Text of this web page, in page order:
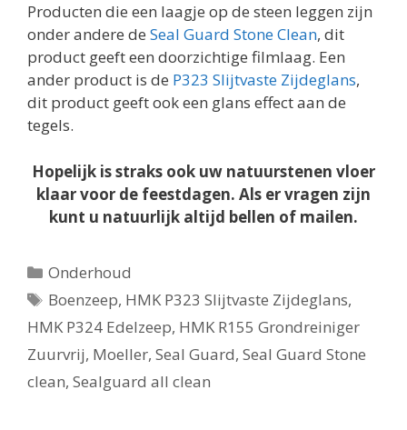
Producten die een laagje op de steen leggen zijn
onder andere de Seal Guard Stone Clean, dit
product geeft een doorzichtige filmlaag. Een
ander product is de P323 Slijtvaste Zijdeglans,
dit product geeft ook een glans effect aan de
tegels.
Hopelijk is straks ook uw natuurstenen vloer
klaar voor de feestdagen. Als er vragen zijn
kunt u natuurlijk altijd bellen of mailen.
Categorieën
Onderhoud
Tags
Boenzeep, HMK P323 Slijtvaste Zijdeglans,
HMK P324 Edelzeep, HMK R155 Grondreiniger
Zuurvrij, Moeller, Seal Guard, Seal Guard Stone
clean, Sealguard all clean